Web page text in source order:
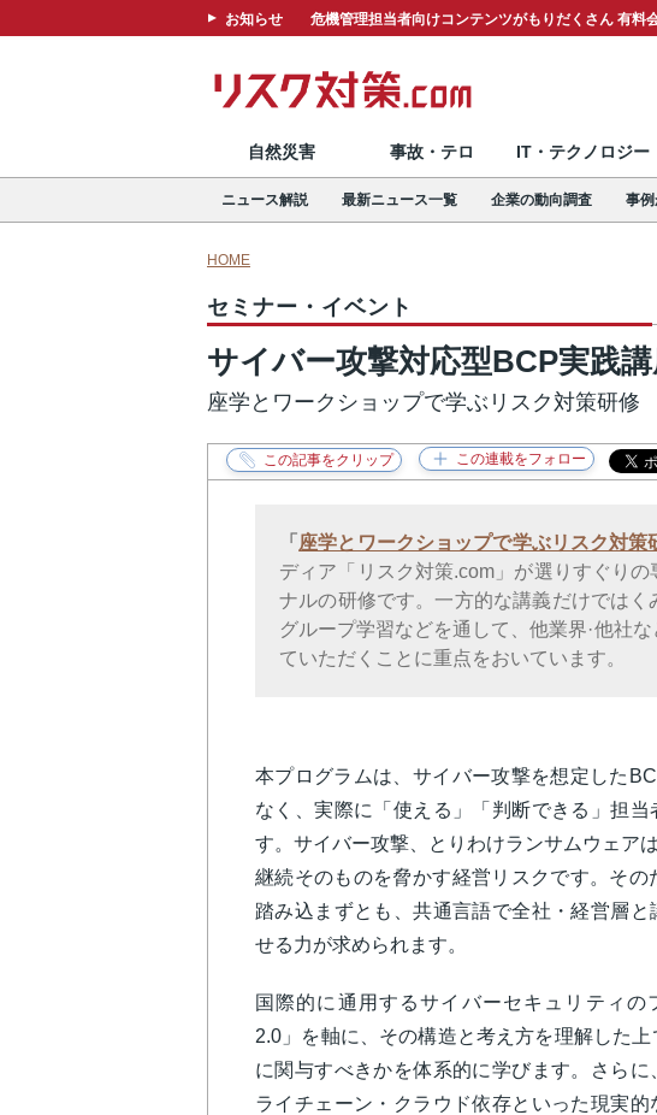
お知らせ 危機管理担当者向けコンテンツがもりだくさん 有料
自然災害 事故・テロ IT・テクノロジー
ニュース解説 最新ニュース一覧 企業の動向調査 事
HOME
セミナー・イベント
サイバー攻撃対応型BCP実践講
座学とワークショップで学ぶリスク対策研修
「 座学とワークショップで学ぶリスク対策
ディア「リスク対策.com」が選りすぐり
ナルの研修です。一方的な講義だけではく
グループ学習などを通して、他業界·他社
ていただくことに重点をおいています。
本プログラムは、サイバー攻撃を想定した
なく、実際に「使える」「判断できる」担
す。サイバー攻撃、とりわけランサムウェア
継続そのものを脅かす経営リスクです。そ
踏み込まずとも、共通言語で全社・経営層
せる力が求められます。
国際的に通用するサイバーセキュリティ
2.0」を軸に、その構造と考え方を理解した
に関与すべきかを体系的に学びます。さら
ライチェーン・クラウド依存といった現実